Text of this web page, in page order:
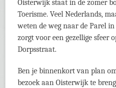
Oisterwijk staat in de zomer
Toerisme. Veel Nederlands,
weten de weg naar de Parel
zorgt voor een gezellige sfeer
Dorpsstraat.
Ben je binnenkort van plan
bezoek aan Oisterwijk te